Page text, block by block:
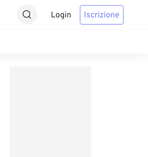
Login Iscrizione